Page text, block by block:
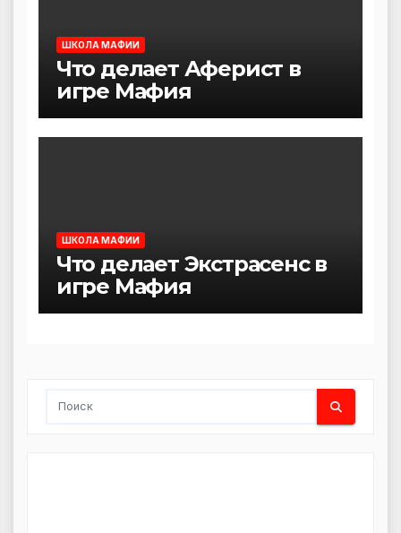
ШКОЛА МАФИИ
Что делает Аферист в
игре Мафия
ШКОЛА МАФИИ
Что делает Экстрасенс в
игре Мафия